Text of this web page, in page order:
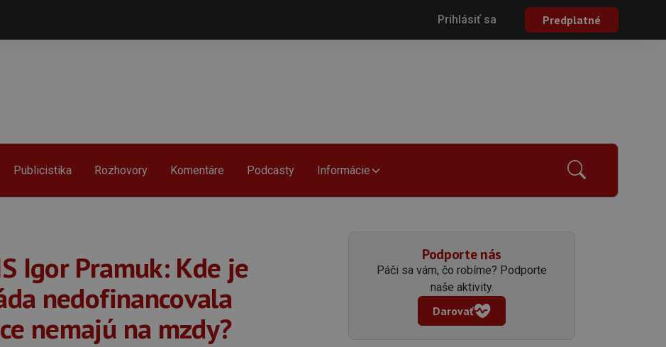
Prihlásiť sa Predplatné
Publicistika Rozhovory Komentáre Podcasty Informácie
Igor Pramuk: Kde je
nedofinancovala
nemajú na mzdy?
Podporte nás
Páči sa vám, čo robíme? Podporte
naše aktivity.
Darovať